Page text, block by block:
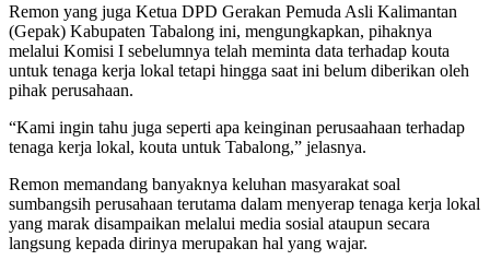
Remon yang juga Ketua DPD Gerakan Pemuda Asli Kalimantan
(Gepak) Kabupaten Tabalong ini, mengungkapkan, pihaknya
melalui Komisi I sebelumnya telah meminta data terhadap kouta
untuk tenaga kerja lokal tetapi hingga saat ini belum diberikan oleh
pihak perusahaan.
“Kami ingin tahu juga seperti apa keinginan perusaahaan terhadap
tenaga kerja lokal, kouta untuk Tabalong,” jelasnya.
Remon memandang banyaknya keluhan masyarakat soal
sumbangsih perusahaan terutama dalam menyerap tenaga kerja lokal
yang marak disampaikan melalui media sosial ataupun secara
langsung kepada dirinya merupakan hal yang wajar.